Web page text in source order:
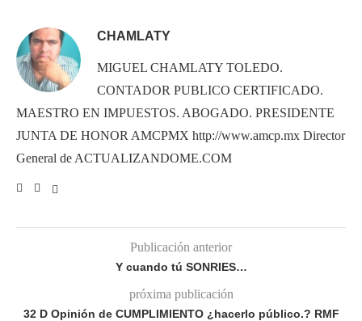
CHAMLATY
MIGUEL CHAMLATY TOLEDO.
CONTADOR PUBLICO CERTIFICADO.
MAESTRO EN IMPUESTOS. ABOGADO. PRESIDENTE
JUNTA DE HONOR AMCPMX http://www.amcp.mx Director
General de ACTUALIZANDOME.COM
Publicación anterior
Y cuando tú SONRIES…
próxima publicación
32 D Opinión de CUMPLIMIENTO ¿hacerlo público.? RMF